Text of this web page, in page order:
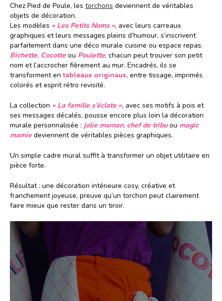
Chez Pied de Poule, les torchons deviennent de véritables
objets de décoration.
Les modèles « Les Petits Noms », avec leurs carreaux
graphiques et leurs messages pleins d’humour, s’inscrivent
parfaitement dans une déco murale cuisine ou espace repas.
Bichette, Cocotteou Poulette, chacun peut trouver son petit
nom et l’accrocher fièrement au mur. Encadrés, ils se
transforment entableaux originaux, entre tissage, imprimés
colorés et esprit rétro revisité.
La collection « La famille s’éclate », avec ses motifs à pois et
ses messages décalés, pousse encore plus loin la décoration
murale personnalisée : jolie maman, chef de tribuou magic
mamiedeviennent de véritables pièces graphiques.
Un simple cadre mural suffit à transformer un objet utilitaire en
pièce forte.
Résultat : une décoration intérieure cosy, créative et
franchement joyeuse, preuve qu’un torchon peut clairement
faire mieux que rester dans un tiroir.